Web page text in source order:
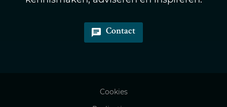
Contact
Cookies